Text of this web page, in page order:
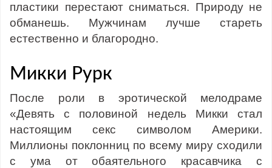
пластики перестают сниматься. Природу не
обманешь. Мужчинам лучше стареть
естественно и благородно.
Микки Рурк
После роли в эротической мелодраме
«Девять с половиной недель Микки стал
настоящим секс символом Америки.
Миллионы поклонниц по всему миру сходили
с ума от обаятельного красавчика с